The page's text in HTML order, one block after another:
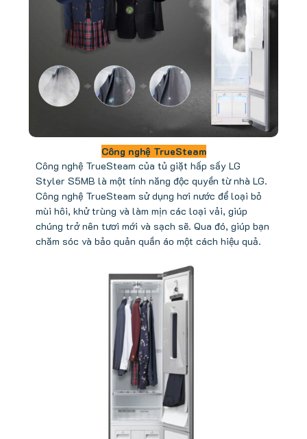
Công nghệ TrueSteam
Công nghệ TrueSteam của tủ giặt hấp sấy LG
Styler S5MB là một tính năng độc quyền từ nhà LG.
Công nghệ TrueSteam sử dụng hơi nước để loại bỏ
mùi hôi, khử trùng và làm mịn các loại vải, giúp
chúng trở nên tươi mới và sạch sẽ. Qua đó, giúp bạn
chăm sóc và bảo quản quần áo một cách hiệu quả.